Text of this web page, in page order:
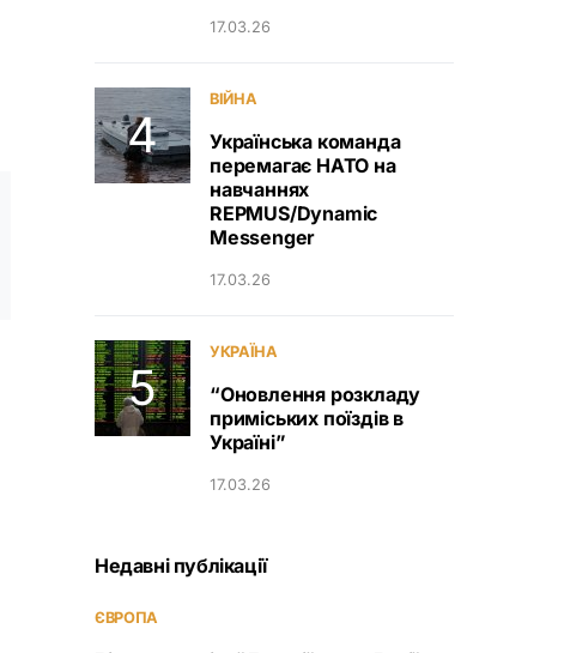
17.03.26
ВІЙНА
Українська команда
перемагає НАТО на
навчаннях
REPMUS/Dynamic
Messenger
17.03.26
УКРАЇНА
“Оновлення розкладу
приміських поїздів в
Україні”
17.03.26
Недавні публікації
ЄВРОПА